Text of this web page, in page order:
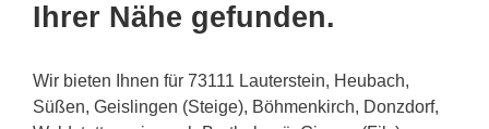
Ihrer Nähe gefunden.
Wir bieten Ihnen für 73111 Lauterstein, Heubach,
Süßen, Geislingen (Steige), Böhmenkirch, Donzdorf,